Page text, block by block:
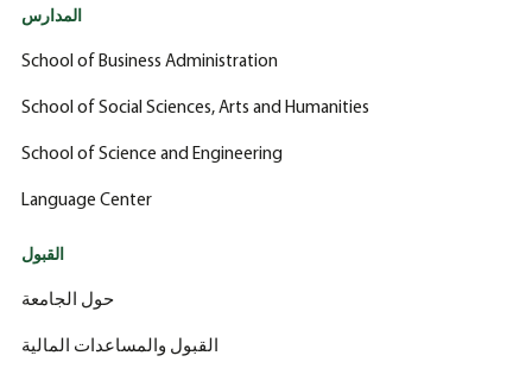
المدارس
School of Business Administration
School of Social Sciences, Arts and Humanities
School of Science and Engineering
Language Center
القبول
حول الجامعة
القبول والمساعدات المالية